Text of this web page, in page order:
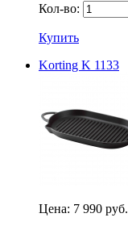
Кол-во:
Купить
Korting K 1133
Цена: 7 990 руб.